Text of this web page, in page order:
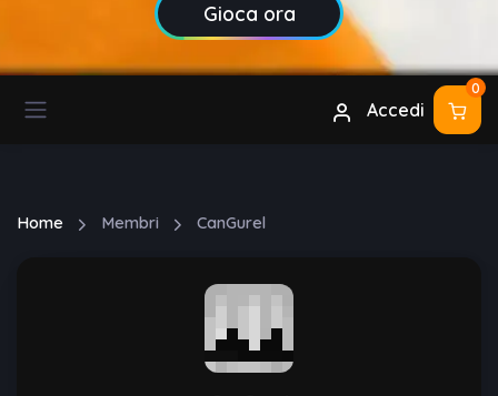
Gioca ora
Accedi
0
Home Membri CanGurel